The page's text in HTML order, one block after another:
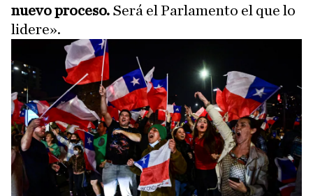
nuevo proceso. Será el Parlamento el que lo
lidere».